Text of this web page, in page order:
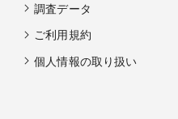
調査データ
ご利用規約
個人情報の取り扱い